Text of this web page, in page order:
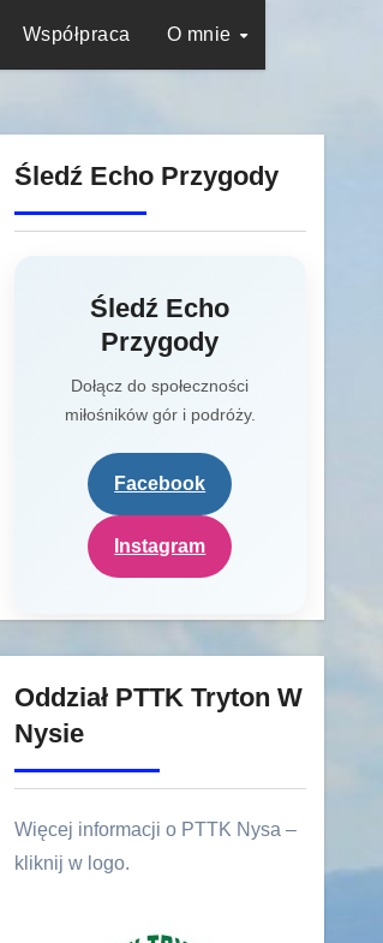
Współpraca O mnie
Śledź Echo Przygody
Śledź Echo
Przygody
Dołącz do społeczności
miłośników gór i podróży.
Facebook
Instagram
Oddział PTTK Tryton W
Nysie
Więcej informacji o PTTK Nysa –
kliknij w logo.